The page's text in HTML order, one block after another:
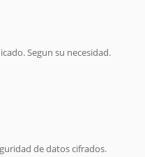
Segun su necesidad.
de datos cifrados.